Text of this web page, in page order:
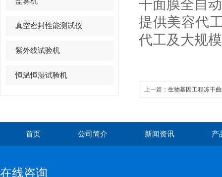
真空密封性能测试仪
紫外线试验机
恒温恒湿试验机
干面膜全自
提供美容代
代工及大规
上一篇： 生物基因工程冻干
首页 公司简介 新闻资讯 产
在线咨询